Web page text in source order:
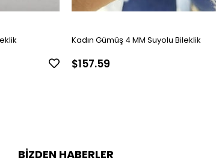
Kadın Gümüş 4 MM Suyolu Bileklik
$157.59
BIZDEN HABERLER